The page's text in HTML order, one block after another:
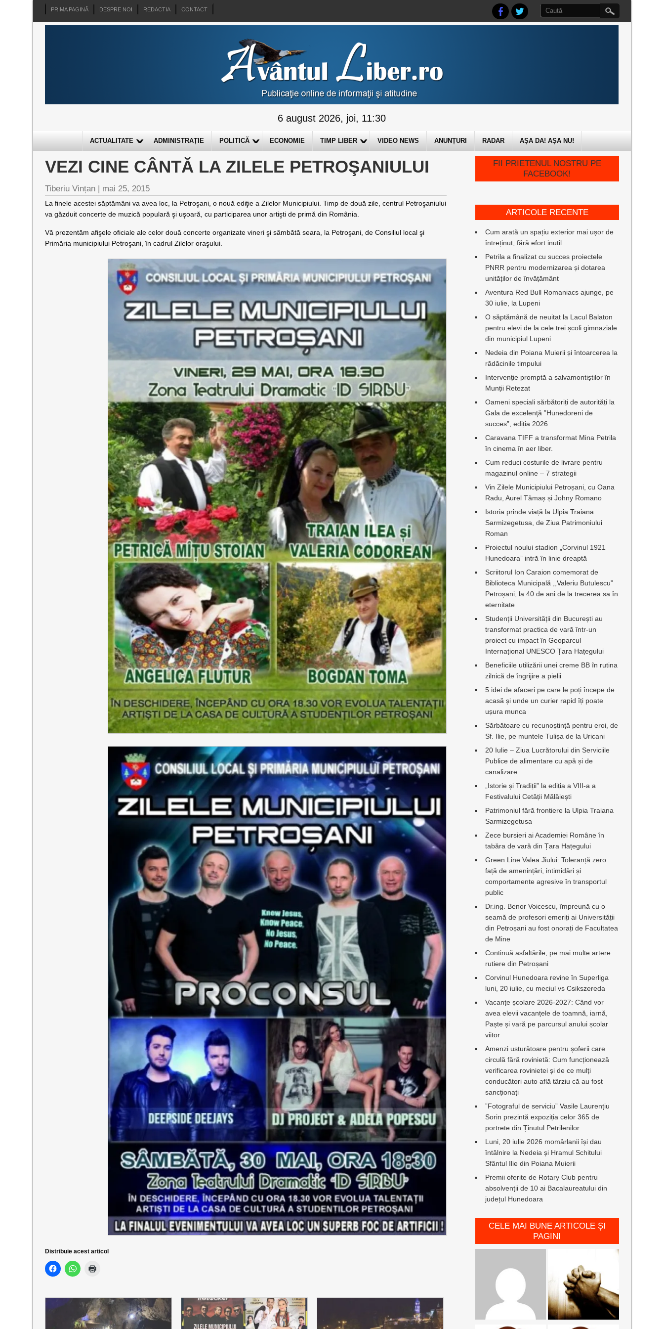
PRIMA PAGINĂ DESPRE NOI REDACTIA CONTACT
6 august 2026, joi, 11:30
ACTUALITATE ADMINISTRAȚIE POLITICĂ ECONOMIE TIMP LIBER VIDEO NEWS ANUNȚURI RADAR AȘA DA! AȘA NU!
VEZI CINE CÂNTĂ LA ZILELE PETROŞANIULUI
Tiberiu Vințan | mai 25, 2015
La finele acestei săptămâni va avea loc, la Petroşani, o nouă ediţie a Zilelor Municipiului. Timp de două zile, centrul Petroşaniului
va găzduit concerte de muzică populară şi uşoară, cu participarea unor artişti de primă din România.
Vă prezentăm afişele oficiale ale celor două concerte organizate vineri şi sâmbătă seara, la Petroşani, de Consiliul local şi
Primăria municipiului Petroşani, în cadrul Zilelor oraşului.
Distribuie acest articol
FII PRIETENUL NOSTRU PE
FACEBOOK!
ARTICOLE RECENTE
Cum arată un spațiu exterior mai ușor de
întreținut, fără efort inutil
Petrila a finalizat cu succes proiectele
PNRR pentru modernizarea și dotarea
unităților de învățământ
Aventura Red Bull Romaniacs ajunge, pe
30 iulie, la Lupeni
O săptămână de neuitat la Lacul Balaton
pentru elevi de la cele trei școli gimnaziale
din municipiul Lupeni
Nedeia din Poiana Muierii și întoarcerea la
rădăcinile timpului
Intervenție promptă a salvamontiștilor în
Munții Retezat
Oameni speciali sărbătoriți de autorități la
Gala de excelenţă ”Hunedoreni de
succes”, ediția 2026
Caravana TIFF a transformat Mina Petrila
în cinema în aer liber.
Cum reduci costurile de livrare pentru
magazinul online – 7 strategii
Vin Zilele Municipiului Petroșani, cu Oana
Radu, Aurel Tămaș și Johny Romano
Istoria prinde viață la Ulpia Traiana
Sarmizegetusa, de Ziua Patrimoniului
Roman
Proiectul noului stadion „Corvinul 1921
Hunedoara” intră în linie dreaptă
Scriitorul Ion Caraion comemorat de
Biblioteca Municipală ,,Valeriu Butulescu”
Petroșani, la 40 de ani de la trecerea sa în
eternitate
Studenții Universității din București au
transformat practica de vară într-un
proiect cu impact în Geoparcul
Internațional UNESCO Țara Hațegului
Beneficiile utilizării unei creme BB în rutina
zilnică de îngrijire a pielii
5 idei de afaceri pe care le poți începe de
acasă și unde un curier rapid îți poate
ușura munca
Sărbătoare cu recunoștință pentru eroi, de
Sf. Ilie, pe muntele Tulișa de la Uricani
20 Iulie – Ziua Lucrătorului din Serviciile
Publice de alimentare cu apă și de
canalizare
„Istorie și Tradiții” la ediția a VIII-a a
Festivalului Cetății Mălăiești
Patrimoniul fără frontiere la Ulpia Traiana
Sarmizegetusa
Zece bursieri ai Academiei Române în
tabăra de vară din Țara Hațegului
Green Line Valea Jiului: Toleranță zero
față de amenințări, intimidări și
comportamente agresive în transportul
public
Dr.ing. Benor Voicescu, împreună cu o
seamă de profesori emeriți ai Universității
din Petroșani au fost onorați de Facultatea
de Mine
Continuă asfaltările, pe mai multe artere
rutiere din Petroșani
Corvinul Hunedoara revine în Superliga
luni, 20 iulie, cu meciul vs Csikszereda
Vacanțe școlare 2026-2027: Când vor
avea elevii vacanțele de toamnă, iarnă,
Paște și vară pe parcursul anului școlar
viitor
Amenzi usturătoare pentru șoferii care
circulă fără rovinietă: Cum funcționează
verificarea rovinietei și de ce mulți
conducători auto află târziu că au fost
sancționați
”Fotograful de serviciu” Vasile Laurențiu
Sorin prezintă expoziția celor 365 de
portrete din Ținutul Petrilenilor
Luni, 20 iulie 2026 momârlanii își dau
întâlnire la Nedeia și Hramul Schitului
Sfântul Ilie din Poiana Muierii
Premii oferite de Rotary Club pentru
absolvenții de 10 ai Bacalaureatului din
județul Hunedoara
CELE MAI BUNE ARTICOLE ȘI
PAGINI